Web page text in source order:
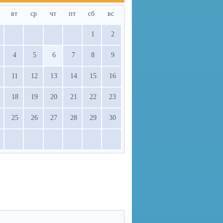
вт ср чт пт сб вс
1 2
4 5 6 7 8 9
11 12 13 14 15 16
18 19 20 21 22 23
25 26 27 28 29 30